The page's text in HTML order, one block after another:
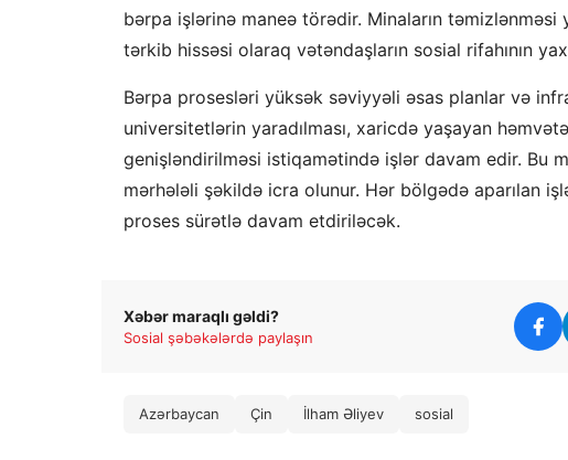
bərpa işlərinə maneə törədir. Minaların
tərkib hissəsi olaraq vətəndaşların sosial rifahının
Bərpa prosesləri yüksək səviyyəli əsas planlar və
universitetlərin yaradılması, xaricdə yaşayan
genişləndirilməsi istiqamətində işlər davam edir. Bu
mərhələli şəkildə icra olunur. Hər bölgədə aparılan
proses sürətlə davam etdiriləcək.
Xəbər maraqlı gəldi?
Sosial şəbəkələrdə paylaşın
Azərbaycan Çin İlham Əliyev sosial